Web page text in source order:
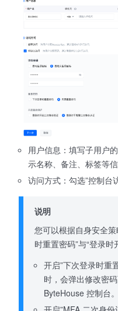
用户信息：填写子用户
示名称、备注、标签等信
访问方式：勾选”控制台
说明
您可以根据自身安全
时重置密码”与“登录时
开启”下次登录时重
时，会弹出修改密
ByteHouse 控制台。